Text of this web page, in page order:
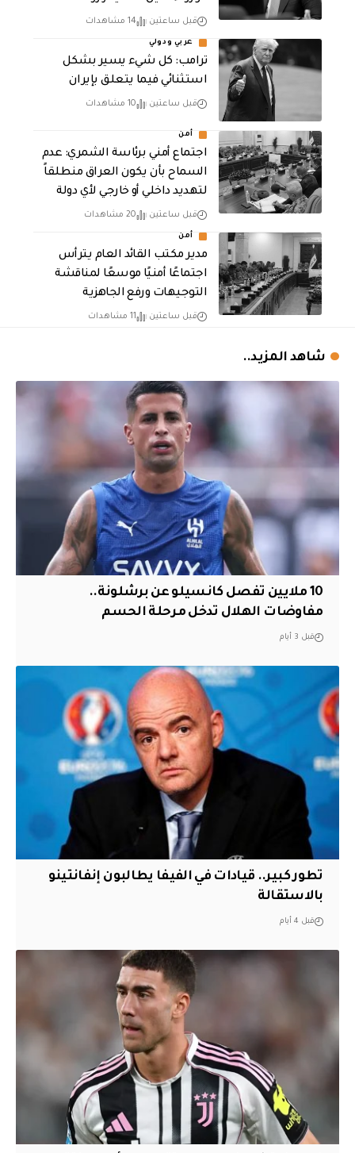
قبل ساعتين 14 مشاهدات
عربي ودولي
ترامب: كل شيء يسير بشكل
استثنائي فيما يتعلق بإيران
قبل ساعتين 10 مشاهدات
أمن
اجتماع أمني برئاسة الشمري: عدم
السماح بأن يكون العراق منطلقاً
لتهديد داخلي أو خارجي لأي دولة
قبل ساعتين 20 مشاهدات
أمن
مدير مكتب القائد العام يترأس
اجتماعًا أمنيًا موسعًا لمناقشة
التوجيهات ورفع الجاهزية
قبل ساعتين 11 مشاهدات
شاهد المزيد..
10 ملايين تفصل كانسيلو عن برشلونة..
مفاوضات الهلال تدخل مرحلة الحسم
قبل 3 أيام
تطور كبير.. قيادات في الفيفا يطالبون إنفانتينو
بالاستقالة
قبل 4 أيام